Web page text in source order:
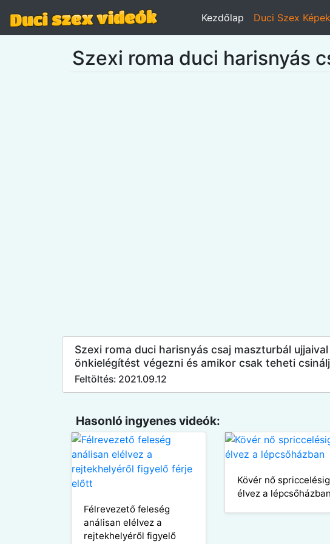
Kezdőlap Duci Szex
Szexi roma duci harisnyás
Szexi roma duci harisnyás csaj maszturbál
önkielégítést végezni és amikor csak teheti
Feltöltés: 2021.09.12
Hasonló ingyenes videók:
Félrevezető feleség
análisan elélvez a
rejtekhelyéről figyelő
Kövér nő spriccelésig
élvez a lépcsőházban